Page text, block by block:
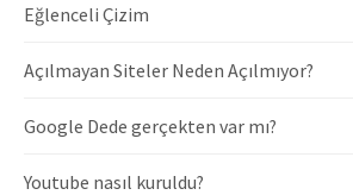
Eğlenceli Çizim
Açılmayan Siteler Neden Açılmıyor?
Google Dede gerçekten var mı?
Youtube nasıl kuruldu?